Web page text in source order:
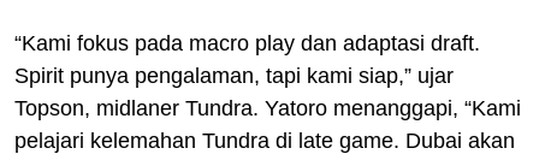
“Kami fokus pada macro play dan adaptasi draft.
Spirit punya pengalaman, tapi kami siap,” ujar
Topson, midlaner Tundra. Yatoro menanggapi, “Kami
pelajari kelemahan Tundra di late game. Dubai akan